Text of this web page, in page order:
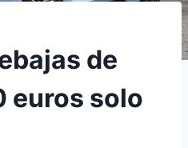
de
euros solo